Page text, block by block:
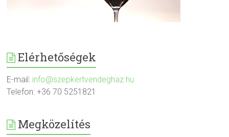
Elérhetőségek
E-mail: info@szepkertvendeghaz.hu
Telefon: +36 70 5251821
Megközelítés